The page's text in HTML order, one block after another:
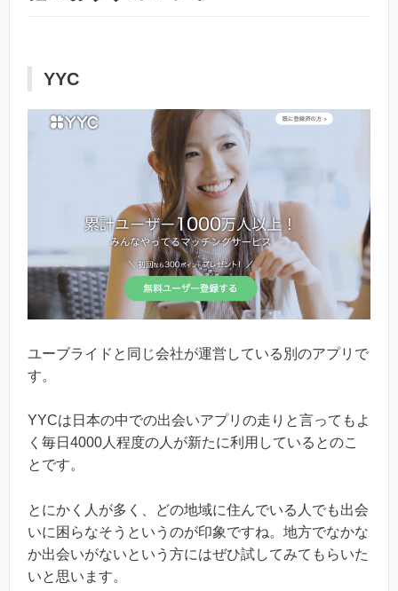
YYC
ユーブライドと同じ会社が運営している別のアプリで
す。
YYCは日本の中での出会いアプリの走りと言ってもよ
く毎日4000人程度の人が新たに利用しているとのこ
とです。
とにかく人が多く、どの地域に住んでいる人でも出会
いに困らなそうというのが印象ですね。地方でなかな
か出会いがないという方にはぜひ試してみてもらいた
いと思います。